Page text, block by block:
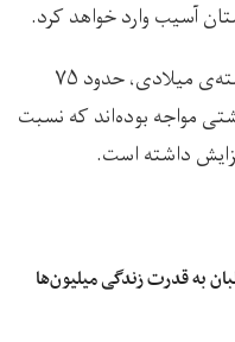
در گزارش آمده است که در سال گذشته‌ی میلادی، حدود ۷۵
مواجه بوده‌اند که نسبت
به قدرت زندگی میلیون‌ها